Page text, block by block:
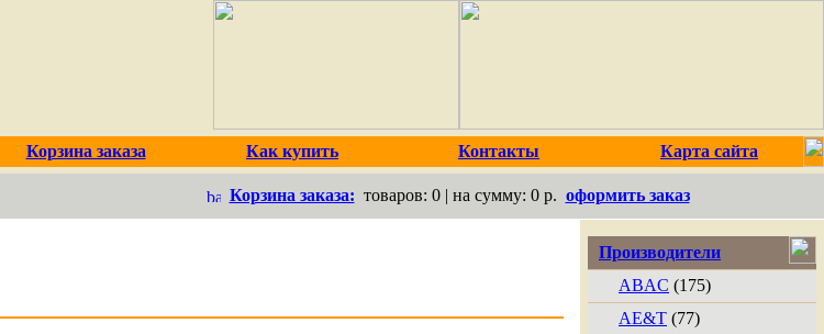
Корзина заказа Как купить Контакты
Карта сайта
Корзина заказа: товаров: 0 | на сумму: 0 р. оформить заказ
Производители
ABAC (175)
AE&T (77)